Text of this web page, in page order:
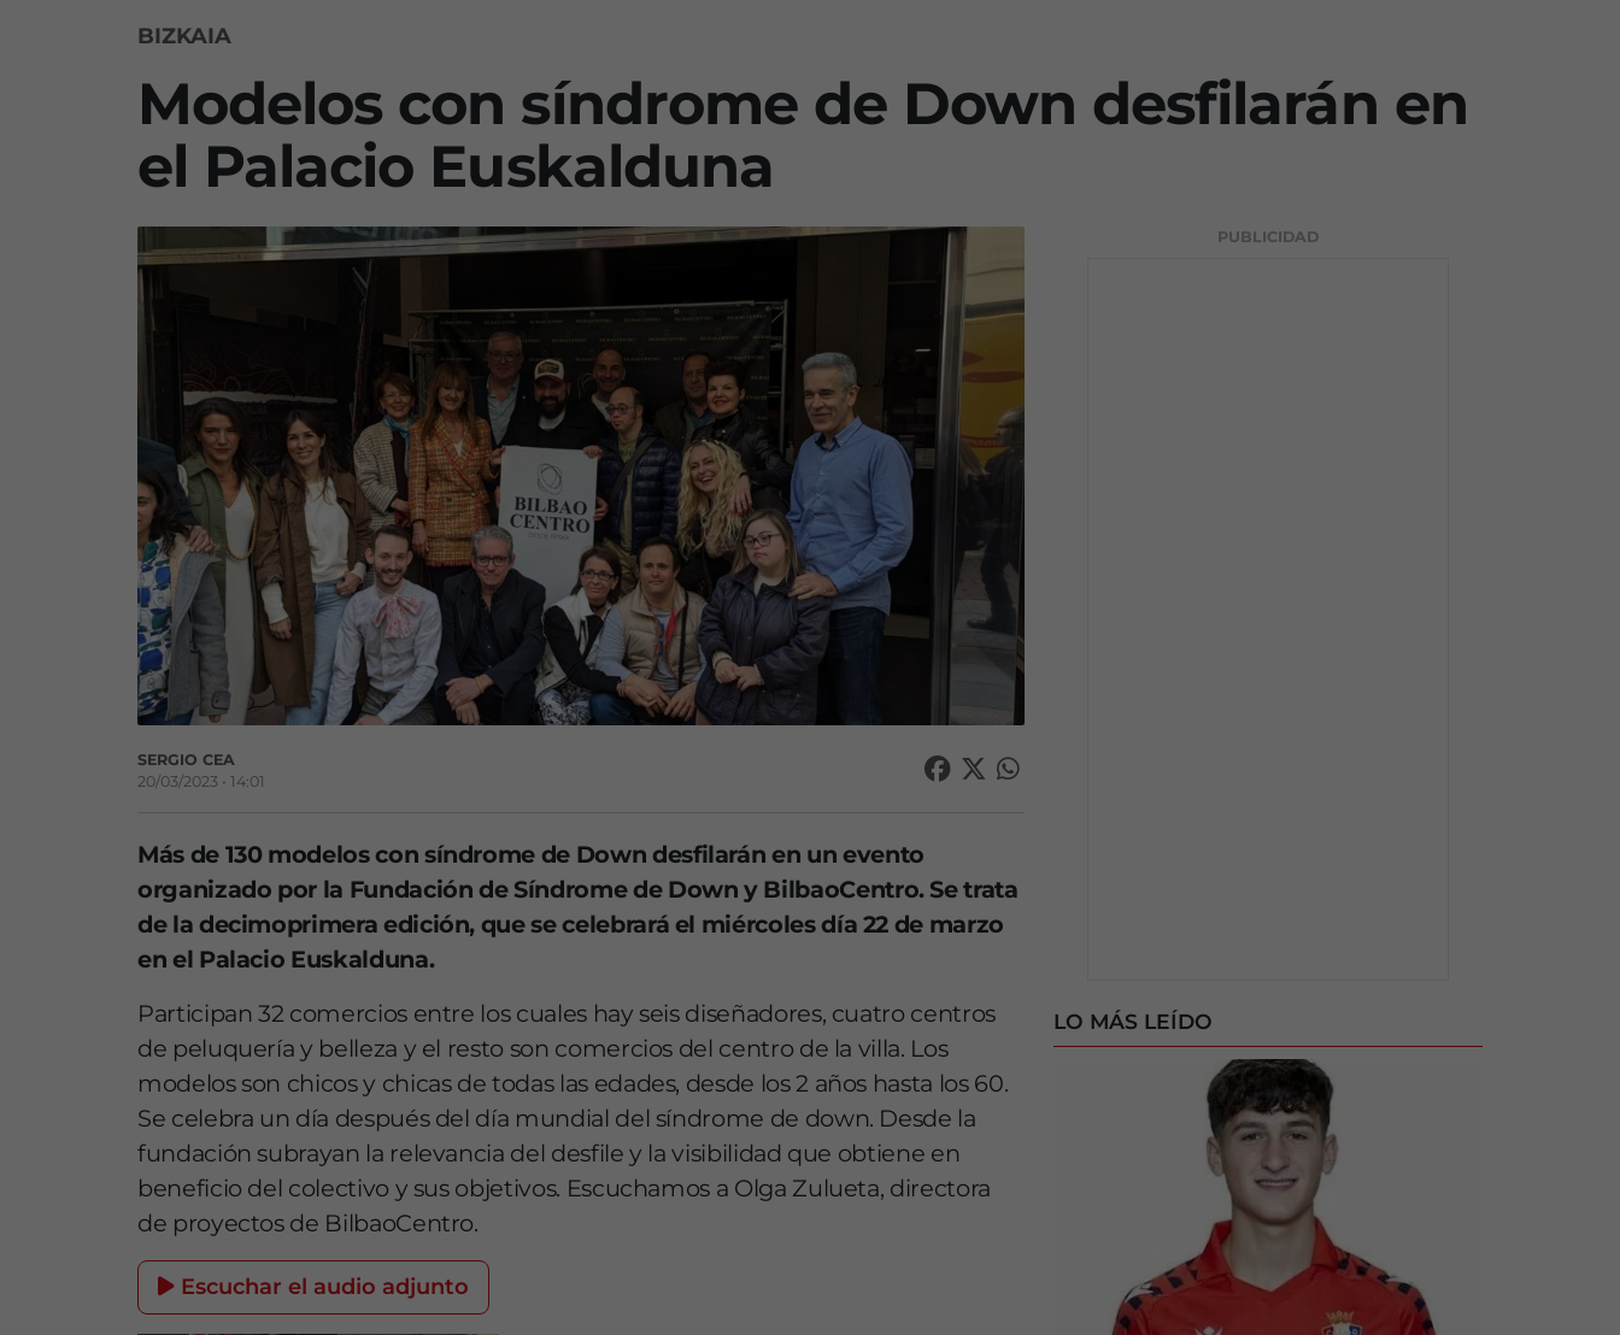
BIZKAIA
Modelos con síndrome de Down desfilarán en
el Palacio Euskalduna
SERGIO CEA
20/03/2023 • 14:01
Más de 130 modelos con síndrome de Down desfilarán en un evento
organizado por la Fundación de Síndrome de Down y BilbaoCentro. Se trata
de la decimoprimera edición, que se celebrará el miércoles día 22 de marzo
en el Palacio Euskalduna.
Participan 32 comercios entre los cuales hay seis diseñadores, cuatro centros
de peluquería y belleza y el resto son comercios del centro de la villa. Los
modelos son chicos y chicas de todas las edades, desde los 2 años hasta los 60.
Se celebra un día después del día mundial del síndrome de down. Desde la
fundación subrayan la relevancia del desfile y la visibilidad que obtiene en
beneficio del colectivo y sus objetivos. Escuchamos a Olga Zulueta, directora
de proyectos de BilbaoCentro.
Escuchar el audio adjunto
PUBLICIDAD
LO MÁS LEÍDO